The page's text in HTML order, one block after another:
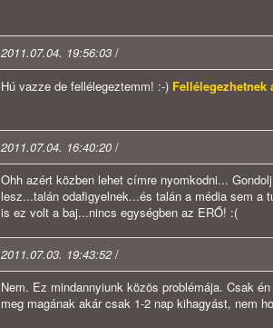
2011.07.04. 19:56:03 /
Hú vazze de fellélegeztemm! :-) Fellélegezhetnek
2011.07.04. 16:40:20 /
Ohh azért közben lehet címre nyomkodni...
lesz...talán odafigyelnek...és talán a média sem a
is ez volt a baj...nincs egységben az ERŐ! :(
2011.07.03. 19:43:52/
Nem. Ez mindannyiunk közös problémája. Csak
meg magának akár csak 1-2 nap kihagyást, nem